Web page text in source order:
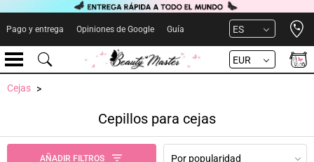
Pago y entrega Opiniones de Google Guía ES
EUR
Cejas
Cepillos para cejas
AÑADIR FILTROS Por popularidad